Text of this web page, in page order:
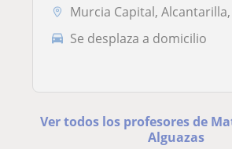
Murcia Capital, Alcantarilla, Alguazas, Las Torres
Se desplaza a domicilio
Ver todos los profesores de
Alguazas